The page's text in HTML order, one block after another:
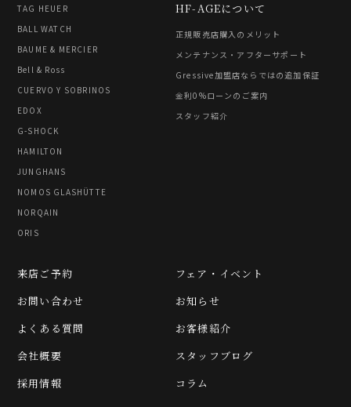
TAG HEUER
BALL WATCH
BAUME & MERCIER
Bell & Ross
CUERVO Y SOBRINOS
EDOX
G-SHOCK
HAMILTON
JUNGHANS
NOMOS GLASHÜTTE
NORQAIN
ORIS
HF-AGEについて
正規販売店購入のメリット
メンテナンス・アフターサポート
Gressive加盟店ならではの追加保証
金利0%ローンのご案内
スタッフ紹介
フェア・イベント
お知らせ
お客様紹介
スタッフブログ
コラム
来店ご予約
お問い合わせ
よくある質問
会社概要
採用情報